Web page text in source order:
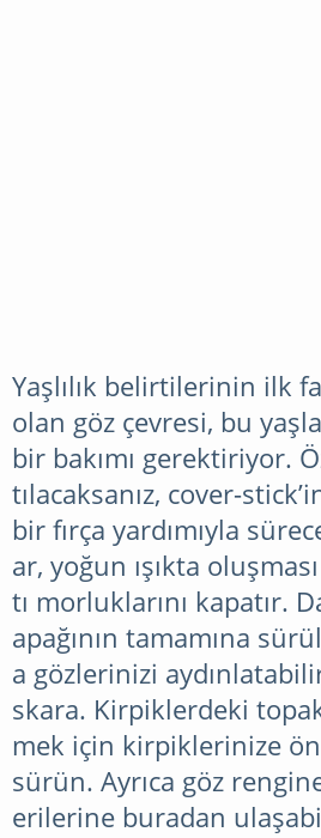
Yaşlılık belirtilerinin ilk
olan göz çevresi, bu
bir bakımı gerektiriyor.
tılacaksanız, cover-
bir fırça yardımıyla
ar, yoğun ışıkta
tı morluklarını kapatır.
apağının tamamına
a gözlerinizi
skara. Kirpiklerdeki
mek için kirpiklerinize
sürün. Ayrıca göz
erilerine buradan